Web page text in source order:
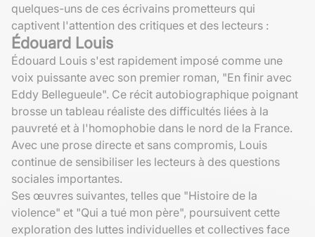
quelques-uns de ces écrivains prometteurs qui
captivent l'attention des critiques et des lecteurs :
Édouard Louis
Édouard Louis s'est rapidement imposé comme une
voix puissante avec son premier roman, "En finir avec
Eddy Bellegueule". Ce récit autobiographique poignant
brosse un tableau réaliste des difficultés liées à la
pauvreté et à l'homophobie dans le nord de la France.
Avec une prose directe et sans compromis, Louis
continue de sensibiliser les lecteurs à des questions
sociales importantes.
Ses œuvres suivantes, telles que "Histoire de la
violence" et "Qui a tué mon père", poursuivent cette
exploration des luttes individuelles et collectives face